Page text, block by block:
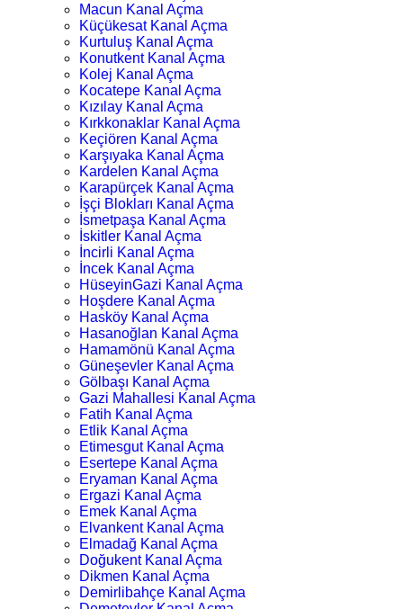
Macun Kanal Açma
Küçükesat Kanal Açma
Kurtuluş Kanal Açma
Konutkent Kanal Açma
Kolej Kanal Açma
Kocatepe Kanal Açma
Kızılay Kanal Açma
Kırkkonaklar Kanal Açma
Keçiören Kanal Açma
Karşıyaka Kanal Açma
Kardelen Kanal Açma
Karapürçek Kanal Açma
İşçi Blokları Kanal Açma
İsmetpaşa Kanal Açma
İskitler Kanal Açma
İncirli Kanal Açma
İncek Kanal Açma
HüseyinGazi Kanal Açma
Hoşdere Kanal Açma
Hasköy Kanal Açma
Hasanoğlan Kanal Açma
Hamamönü Kanal Açma
Güneşevler Kanal Açma
Gölbaşı Kanal Açma
Gazi Mahallesi Kanal Açma
Fatih Kanal Açma
Etlik Kanal Açma
Etimesgut Kanal Açma
Esertepe Kanal Açma
Eryaman Kanal Açma
Ergazi Kanal Açma
Emek Kanal Açma
Elvankent Kanal Açma
Elmadağ Kanal Açma
Doğukent Kanal Açma
Dikmen Kanal Açma
Demirlibahçe Kanal Açma